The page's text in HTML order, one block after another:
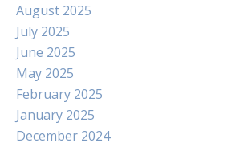
August 2025
July 2025
June 2025
May 2025
February 2025
January 2025
December 2024